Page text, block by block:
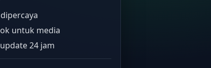
untuk media
24 jam